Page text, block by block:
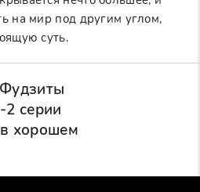
на мир под другим углом,
суть.
серии
хорошем